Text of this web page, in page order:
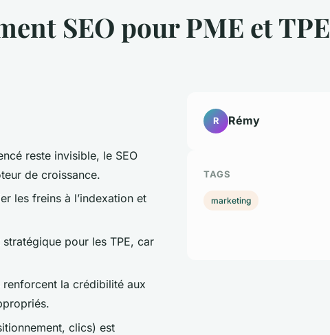
SEO pour PME et TPE
reste invisible, le SEO
de croissance.
les freins à l’indexation et
pour les TPE, car
la crédibilité aux
clics) est
R Rémy
TAGS
marketing